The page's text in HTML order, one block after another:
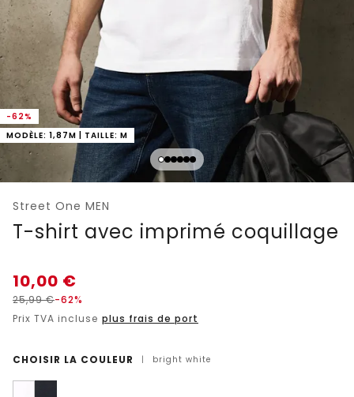
-62%
MODÈLE: 1,87M | TAILLE: M
Street One MEN
T-shirt avec imprimé coquillage
10,00 €
25,99€-62%
Prix TVA incluse plus frais de port
CHOISIR LA COULEUR | bright white